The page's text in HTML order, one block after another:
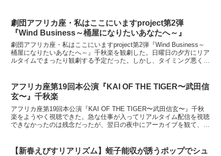
劇団アフリカ座・私はここにいますproject第2弾
『Wind Business～桶屋になりたいあなたへ～』
劇団アフリカ座・私はここにいますproject第2弾『Wind Business～
桶屋になりたいあなたへ～』千秋楽を観劇した。日曜日の夕方にリア
ルタイムでまったり観劇する予定だった。しかし、タイミング悪く仕
アフリカ座第19回本公演『KAI OF THE TIGER〜武田信
玄〜』千秋楽
アフリカ座第19回本公演『KAI OF THE TIGER〜武田信玄〜』千秋
楽をようやく視聴できた。急な仕事が入ってリアルタイム配信を視聴
できなかったのは残念だったが、翌日の夜中にアーカイブを観て、一
【新春えびすリアリズム】蛭子能収が誘うポップでシュ